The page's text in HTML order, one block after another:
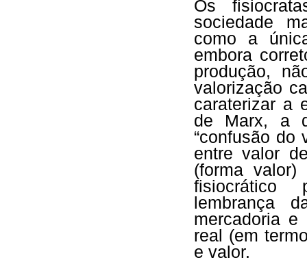
Os
sociedade
como a
embora
produção,
valorização
caraterizar a
de Marx, a
“confusão do
entre valor
(forma valor)
fisiocrático
lembrança
mercadoria e
real (em
e valor.